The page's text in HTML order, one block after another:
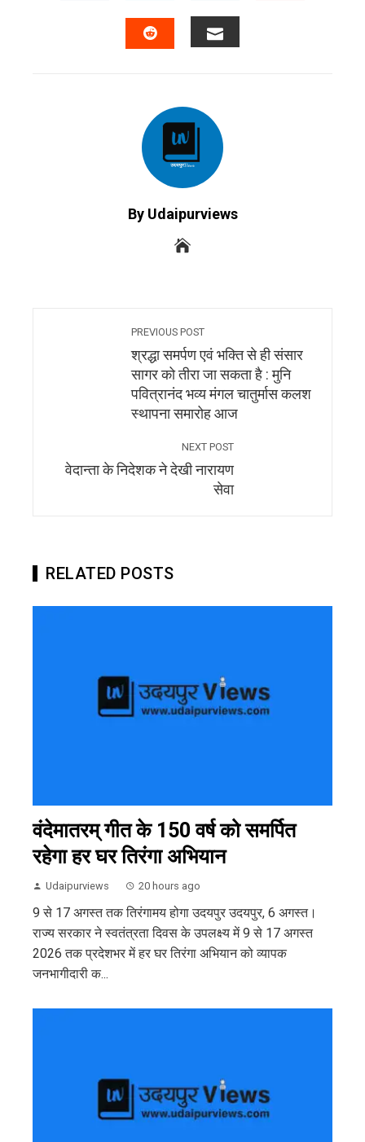
FACEBOOKTWITTERLINKEDIN
By Udaipurviews
PREVIOUS POST
श्रद्धा समर्पण एवं भक्ति से ही संसार
सागर को तीरा जा सकता है : मुनि
पवित्रानंद भव्य मंगल चातुर्मास कलश
स्थापना समारोह आज
NEXT POST
वेदान्ता के निदेशक ने देखी नारायण
सेवा
RELATED POSTS
वंदेमातरम् गीत के 150 वर्ष को समर्पित
रहेगा हर घर तिरंगा अभियान
Udaipurviews 20 hours ago
9 से 17 अगस्त तक तिरंगामय होगा उदयपुर उदयपुर, 6 अगस्त।
राज्य सरकार ने स्वतंत्रता दिवस के उपलक्ष्य में 9 से 17 अगस्त
2026 तक प्रदेशभर में हर घर तिरंगा अभियान को व्यापक
जनभागीदारी क...